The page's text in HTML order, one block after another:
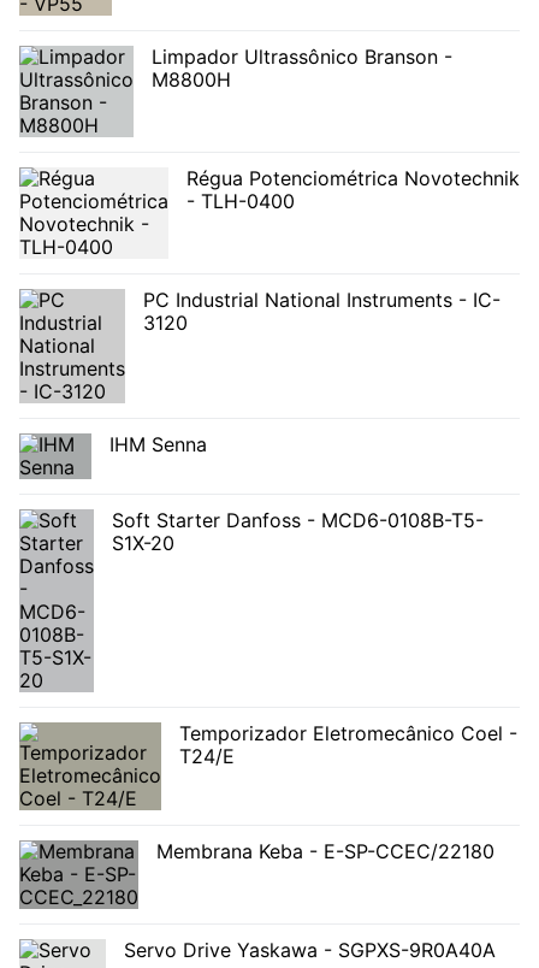
Limpador Ultrassônico Branson -
M8800H
Régua Potenciométrica Novotechnik
- TLH-0400
PC Industrial National Instruments - IC-
3120
IHM Senna
Soft Starter Danfoss - MCD6-0108B-T5-
S1X-20
Temporizador Eletromecânico Coel -
T24/E
Membrana Keba - E-SP-CCEC/22180
Servo Drive Yaskawa - SGPXS-9R0A40A